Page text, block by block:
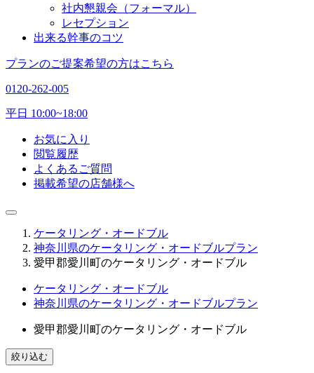
社内懇親会（フォーマル）
レセプション
出来る幹事のコツ
プランのご提案希望の方はこちら
0120-262-005
平日 10:00~18:00
お気に入り
閲覧履歴
よくあるご質問
掲載希望の店舗様へ
ケータリング・オードブル
神奈川県のケータリング・オードブルプラン
愛甲郡愛川町のケータリング・オードブル
ケータリング・オードブル
神奈川県のケータリング・オードブルプラン
愛甲郡愛川町のケータリング・オードブル
絞り込む